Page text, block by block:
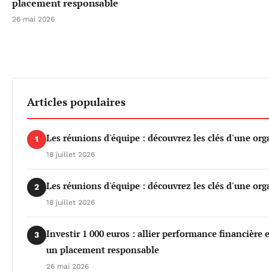
placement responsable
26 mai 2026
Articles populaires
1 Les réunions d'équipe : découvrez les clés d'une
18 juillet 2026
2 Les réunions d'équipe : découvrez les clés d'une
18 juillet 2026
3
Investir 1 000 euros : allier performance financière
un placement responsable
26 mai 2026